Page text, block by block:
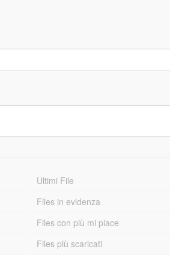
Ultimi File
Files in evidenza
Files con più mi piace
Files più scaricati